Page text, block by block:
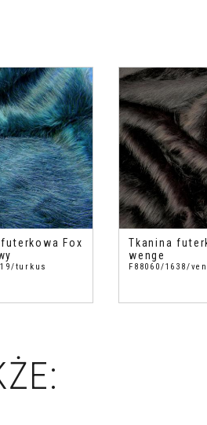
Fox
turkus
Tkanina
wenge
F88060/1638/